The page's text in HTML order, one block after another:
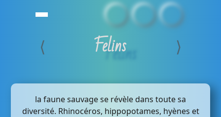
⟨ Felins ⟩
la faune sauvage se révèle dans toute sa
diversité. Rhinocéros, hippopotames, hyènes et